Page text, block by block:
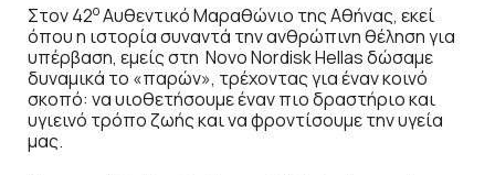
Στον 42οΑυθεντικό Μαραθώνιο της Αθήνας, εκεί
όπου η ιστορία συναντά την ανθρώπινη θέληση για
υπέρβαση, εμείς στη Novo Nordisk Hellas δώσαμε
δυναμικά το «παρών», τρέχοντας για έναν κοινό
σκοπό: να υιοθετήσουμε έναν πιο δραστήριο και
υγιεινό τρόπο ζωής και να φροντίσουμε την υγεία
μας.